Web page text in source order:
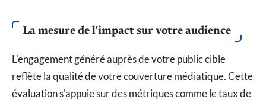
La mesure de l'impact sur votre audience
L'engagement généré auprès de votre public cible
reflète la qualité de votre couverture médiatique. Cette
évaluation s'appuie sur des métriques comme le taux de